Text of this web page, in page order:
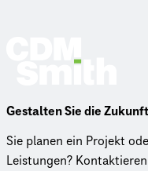
Gestalten Sie die
Sie planen ein Projekt
Leistungen?